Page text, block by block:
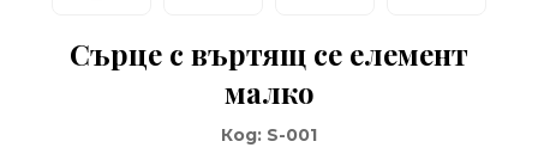
Сърце с въртящ се елемент
малко
Код: S-001